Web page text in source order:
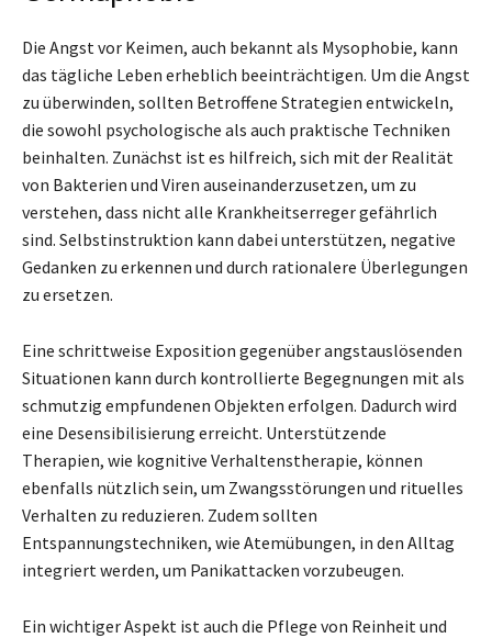
Die Angst vor Keimen, auch bekannt als Mysophobie, kann
das tägliche Leben erheblich beeinträchtigen. Um die Angst
zu überwinden, sollten Betroffene Strategien entwickeln,
die sowohl psychologische als auch praktische Techniken
beinhalten. Zunächst ist es hilfreich, sich mit der Realität
von Bakterien und Viren auseinanderzusetzen, um zu
verstehen, dass nicht alle Krankheitserreger gefährlich
sind. Selbstinstruktion kann dabei unterstützen, negative
Gedanken zu erkennen und durch rationalere Überlegungen
zu ersetzen.
Eine schrittweise Exposition gegenüber angstauslösenden
Situationen kann durch kontrollierte Begegnungen mit als
schmutzig empfundenen Objekten erfolgen. Dadurch wird
eine Desensibilisierung erreicht. Unterstützende
Therapien, wie kognitive Verhaltenstherapie, können
ebenfalls nützlich sein, um Zwangsstörungen und rituelles
Verhalten zu reduzieren. Zudem sollten
Entspannungstechniken, wie Atemübungen, in den Alltag
integriert werden, um Panikattacken vorzubeugen.
Ein wichtiger Aspekt ist auch die Pflege von Reinheit und